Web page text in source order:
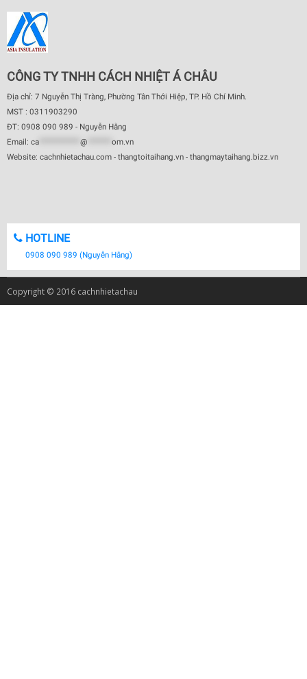
CÔNG TY TNHH CÁCH NHIỆT Á CHÂU
Địa chỉ: 7 Nguyễn Thị Tràng, Phường Tân Thới Hiệp, TP. Hồ Chí Minh.
MST : 0311903290
ĐT: 0908 090 989 - Nguyễn Hằng
Email: ca @
om.vn
Website: cachnhietachau.com - thangtoitaihang.vn - thangmaytaihang.bizz.vn
HOTLINE
0908 090 989 (Nguyễn Hằng)
Copyright © 2016 cachnhietachau